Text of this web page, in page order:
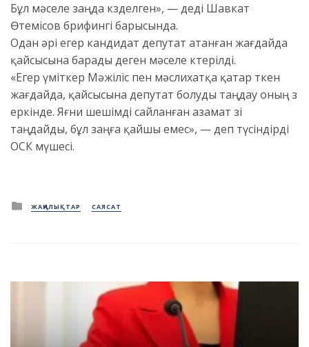
Бұл мәселе заңда көзделген», — деді Шавкат
Өтемісов брифингі барысында.
Одан әрі егер кандидат депутат атанған жағдайда
қайсысына барады деген мәселе көтерілді.
«Егер үміткер Мәжіліс пен мәслихатқа қатар өткен
жағдайда, қайсысына депутат болуды таңдау оның өз
еркінде. Яғни шешімді сайланған азамат өзі
таңдайды, бұл заңға қайшы емес», — деп түсіндірді
ОСК мүшесі.
Posted
in
ЖАҢАЛЫҚТАР САЯСАТ